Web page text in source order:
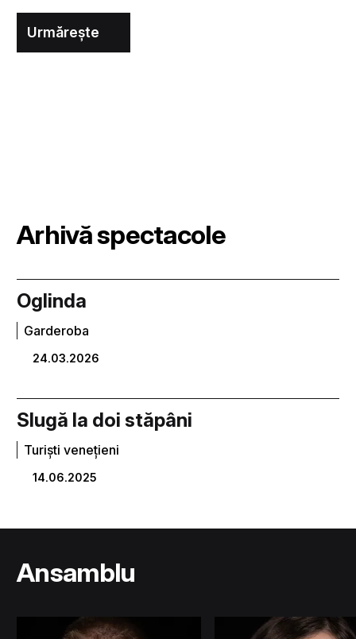
Urmărește
Arhivă spectacole
Oglinda
Garderoba
24.03.2026
Slugă la doi stăpâni
Turiști venețieni
14.06.2025
Ansamblu